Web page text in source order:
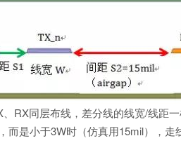
RX同层布线，差分线的线宽/线距
而是小于3W时（仿真用15mil），